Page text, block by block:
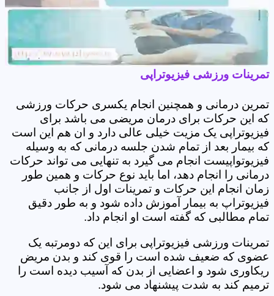
تمرینات ورزشی فیزیوتراپی
تمرین درمانی و همچنین انجام یکسری حرکات ورزشی
که این حرکات برای درمان مریضی می باشد برای
فیزیوتراپی یک مزیت خیلی عالی دارد و ان هم این است
که بیمار بعد از تمام شدن جلسه درمانی که به وسیله
فیزیوتواپیست انجام می گیرد به تنهایی می تواند حرکات
درمانی را انجام دهد، اما باید نوع حرکات و همین طور
زمان انجام این حرکات و تمرینات اول از جانب
فیزیوتراپ به بیمار آموزش داده شود و به طور دقیق
تمام مطالبی که گفته است او انجام داد.
تمرینات ورزشی فیزیوتراپی برای این که دومرتبه یک
عضوی که ضعیف شده است را قوی کند و بدن مریض
ریکاوری شود و اعضایی از بدن که آسیب دیده است را
ترمیم کند به شدت پیشنهاد می شود.